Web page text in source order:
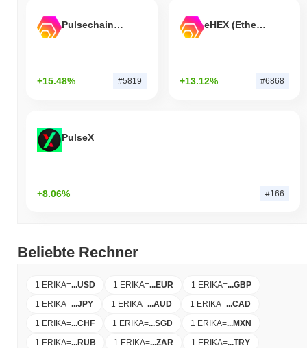
Pulsechain Bridged HEX (Pulsechain)
+15.48% #5819
eHEX (Ethereum)
+13.12% #6868
PulseX
+8.06% #166
Beliebte Rechner
1 ERIKA=...USD 1 ERIKA=...EUR 1 ERIKA=...GBP
1 ERIKA=...JPY 1 ERIKA=...AUD 1 ERIKA=...CAD
1 ERIKA=...CHF 1 ERIKA=...SGD 1 ERIKA=...MXN
1 ERIKA=...RUB 1 ERIKA=...ZAR 1 ERIKA=...TRY